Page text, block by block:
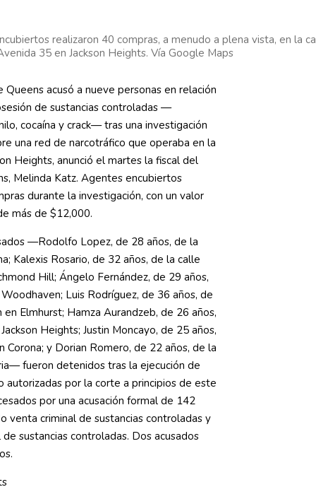
realizaron 40 compras, a menudo a plena vista, en la
35 en Jackson Heights. Vía Google Maps
Queens acusó a nueve personas en relación
de sustancias controladas —
cocaína y crack— tras una investigación
una red de narcotráfico que operaba en la
Heights, anunció el martes la fiscal del
Melinda Katz. Agentes encubiertos
durante la investigación, con un valor
más de $12,000.
—Rodolfo Lopez, de 28 años, de la
Kalexis Rosario, de 32 años, de la calle
Hill; Ángelo Fernández, de 29 años,
Luis Rodríguez, de 36 años, de
Elmhurst; Hamza Aurandzeb, de 26 años,
Heights; Justin Moncayo, de 25 años,
Corona; y Dorian Romero, de 22 años, de la
fueron detenidos tras la ejecución de
autorizadas por la corte a principios de este
por una acusación formal de 142
venta criminal de sustancias controladas y
sustancias controladas. Dos acusados